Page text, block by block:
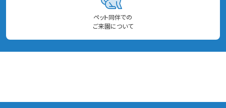
ペット同伴での
ご来園について